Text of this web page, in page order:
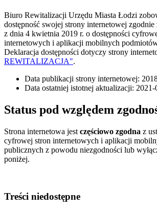
Biuro Rewitalizacji Urzędu Miasta Łodzi
dostępność swojej strony internetowej
z dnia 4 kwietnia 2019 r. o dostępności
internetowych i aplikacji mobilnych
Deklaracja dostępności dotyczy strony
REWITALIZACJA".
Data publikacji strony internetowej:
Data ostatniej istotnej aktualizacji: 2021-
Status pod względem
Strona internetowa jest częściowo zgodna z
cyfrowej stron internetowych i aplikacji
publicznych z powodu niezgodności lub
poniżej.
Treści niedostępne